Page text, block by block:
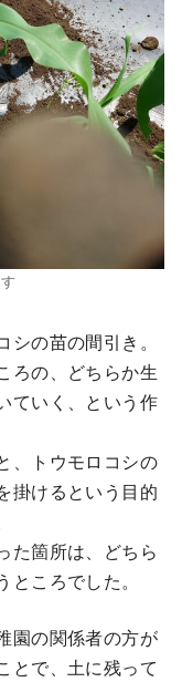
の苗の間引き。
ろの、どちらか生
ていく、という作
、トウモロコシの
掛けるという目的
た箇所は、どちら
ころでした。
園の関係者の方が
とで、土に残って